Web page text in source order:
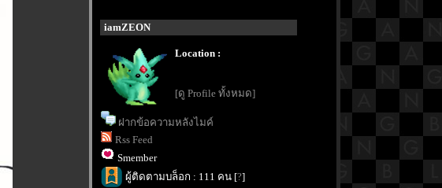
iamZEON
Location :
[ดู Profile ทั้งหมด]
ฝากข้อความหลังไมค์
Rss Feed
Smember
ผู้ติดตามบล็อก : 111 คน [?]